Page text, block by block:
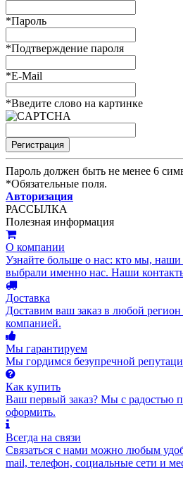
*Пароль
*Подтверждение пароля
*E-Mail
*Введите слово на картинке
Пароль должен быть не менее 6
*Обязательные поля.
Авторизация
РАССЫЛКА
Полезная информация
О компании
Узнайте больше о нас: кто мы,
выбрали именно нас. Наши
Доставка
Доставим ваш заказ в любой
компанией.
Мы гарантируем
Мы гордимся безупречной
Как купить
Ваш первый заказ? Мы с радостью
оформить.
Всегда на связи
Связаться с нами можно любым
mail, телефон, социальные сети и